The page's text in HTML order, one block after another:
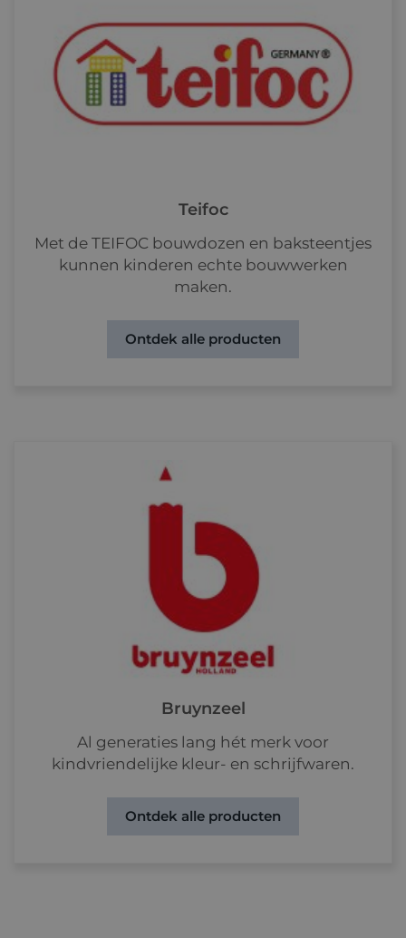
Teifoc
Met de TEIFOC bouwdozen en baksteentjes
kunnen kinderen echte bouwwerken
maken.
Ontdek alle producten
Bruynzeel
Al generaties lang hét merk voor
kindvriendelijke kleur- en schrijfwaren.
Ontdek alle producten